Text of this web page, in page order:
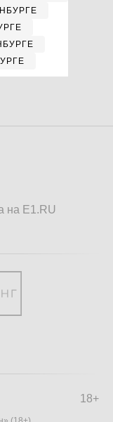
на E1.RU
18+